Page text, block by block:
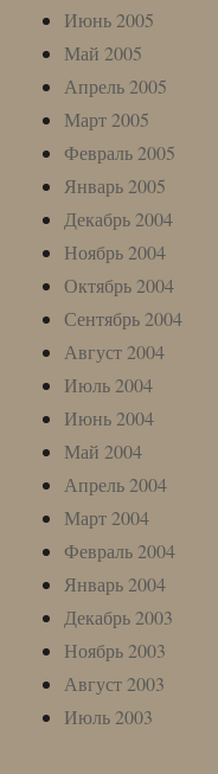
Июнь 2005
Май 2005
Апрель 2005
Март 2005
Февраль 2005
Январь 2005
Декабрь 2004
Ноябрь 2004
Октябрь 2004
Сентябрь 2004
Август 2004
Июль 2004
Июнь 2004
Май 2004
Апрель 2004
Март 2004
Февраль 2004
Январь 2004
Декабрь 2003
Ноябрь 2003
Август 2003
Июль 2003